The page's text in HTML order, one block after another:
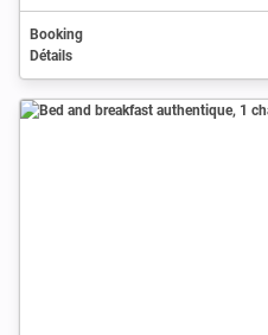
Booking
Détails